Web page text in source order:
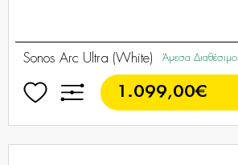
Sonos Arc Ultra (White) Άμεσα Διαθέσιμο
1.099,00€